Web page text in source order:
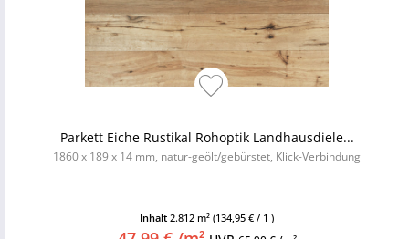
Parkett Eiche Rustikal Rohoptik Landhausdiele...
1860 x 189 x 14 mm, natur-geölt/gebürstet, Klick-Verbindung
Inhalt 2.812 m² (134,95 € / 1 )